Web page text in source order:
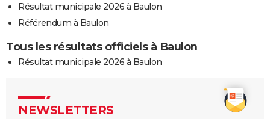
Résultat municipale 2026 à Baulon
Référendum à Baulon
Tous les résultats officiels à Baulon
Résultat municipale 2026 à Baulon
NEWSLETTERS